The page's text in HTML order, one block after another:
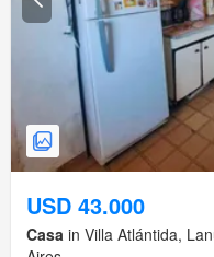
USD 43.000
Casa in Villa Atlántida,